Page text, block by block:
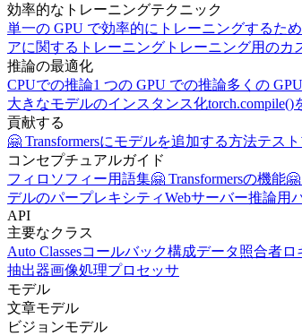
効率的なトレーニングテクニック
単一の GPU で効率的にトレーニングするた
アに関するトレーニング トレーニング用のカ
推論の最適化
CPUでの推論1 つの GPU での推論多くの
大きなモデルのインスタンス化
貢献する
🤗 Transformersにモデルを追加する方法テスト
コンセプチュアルガイド
フィロソフィー用語集🤗 Transformersの機能
デルのパープレキシティWebサーバー推論用
API
主要なクラス
Auto Classesコールバック構成データ照合者ロ
抽出器画像処理プロセッサ
モデル
文章モデル
ビジョンモデル